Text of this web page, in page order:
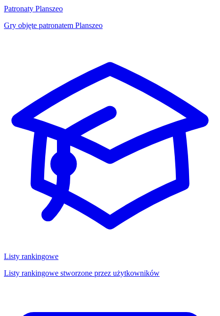
Patronaty Planszeo
Gry objęte patronatem Planszeo
Listy rankingowe
Listy rankingowe stworzone przez użytkowników